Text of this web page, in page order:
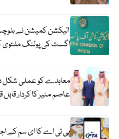
اگست کی پولنگ ملتوی
معاہدے کو عملی شکل
عاصم منیر کا کردار
پی ٹی اے کا ای سم کے